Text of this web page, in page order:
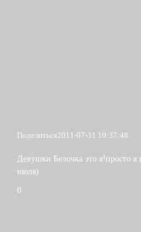
Поделиться2011-07-31 10:37:48
Девушки Белочка это я!просто я
июля)
0